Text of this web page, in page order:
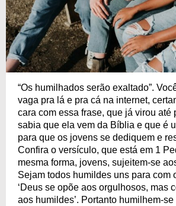
“Os humilhados serão exaltado”.
vaga pra lá e pra cá na internet,
cara com essa frase, que já virou até
sabia que ela vem da Bíblia e que é
para que os jovens se dediquem e
Confira o versículo, que está em 1
mesma forma, jovens, sujeitem-se
Sejam todos humildes uns para com
‘Deus se opõe aos orgulhosos, mas
aos humildes’. Portanto humilhem-